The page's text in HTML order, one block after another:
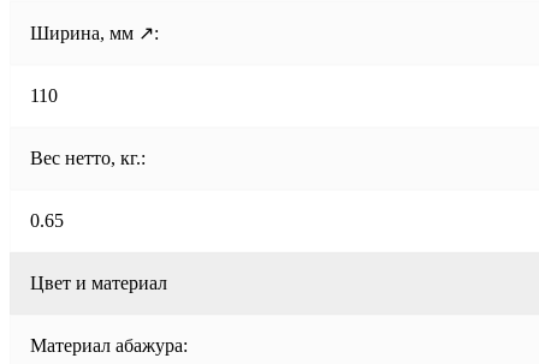
Ширина, мм ↗:
110
Вес нетто, кг.:
0.65
Цвет и материал
Материал абажура: